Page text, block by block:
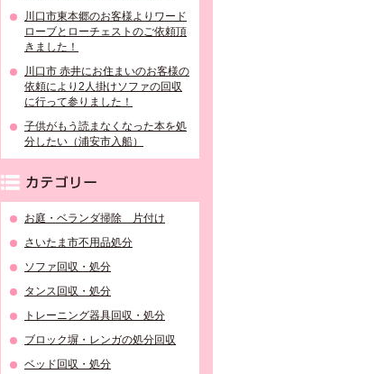
川口市東本郷のお客様よりワード
ローブとローチェストのご依頼頂
きました！
川口市 赤井にお住まいのお客様の
依頼により2人掛けソファの回収
に行って参りました！
子供がもう読まなくなった本を処
分したい（浦安市入船）
お庭・ベランダ掃除 片付け
さいたま市不用品処分
ソファ回収・処分
タンス回収・処分
トレーニング器具回収・処分
ブロック塀・レンガの処分回収
ベッド回収・処分